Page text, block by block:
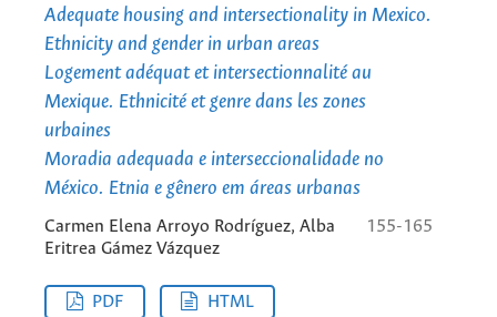
Adequate housing and intersectionality in Mexico.
Ethnicity and gender in urban areas
Logement adéquat et intersectionnalité au
Mexique. Ethnicité et genre dans les zones
urbaines
Moradia adequada e interseccionalidade no
México. Etnia e gênero em áreas urbanas
Carmen Elena Arroyo Rodríguez, Alba
Eritrea Gámez Vázquez
155-165
PDF HTML